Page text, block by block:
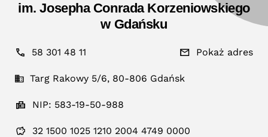
im. Josepha Conrada Korzeniowskiego
w Gdańsku
58 301 48 11 Pokaż adres
Targ Rakowy 5/6, 80-806 Gdańsk
NIP: 583-19-50-988
32 1500 1025 1210 2004 4749 0000